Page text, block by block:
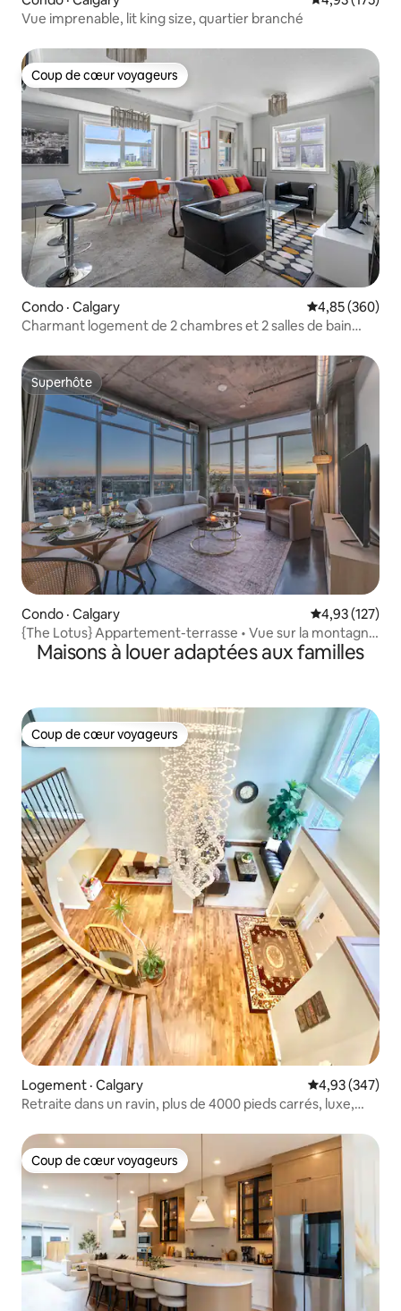
Vue imprenable, lit king size, quartier branché
Coup de cœur voyageurs
Coup de cœur voyageurs
Condo · Calgary Note
4,85 (360)
Charmant logement de 2 chambres et 2 salles de bain
Superhôte
Superhôte
Condo · Calgary Note
4,93 (127)
{The Lotus} Appartement-terrasse • Vue sur la montagne
• Très grand lit
Maisons à louer adaptées aux familles
Coup de cœur voyageurs
Coup de cœur voyageurs
Logement · Calgary Note
4,93 (347)
Retraite dans un ravin, plus de 4000 pieds carrés, luxe,
Coup de cœur voyageurs
Coup de cœur voyageurs